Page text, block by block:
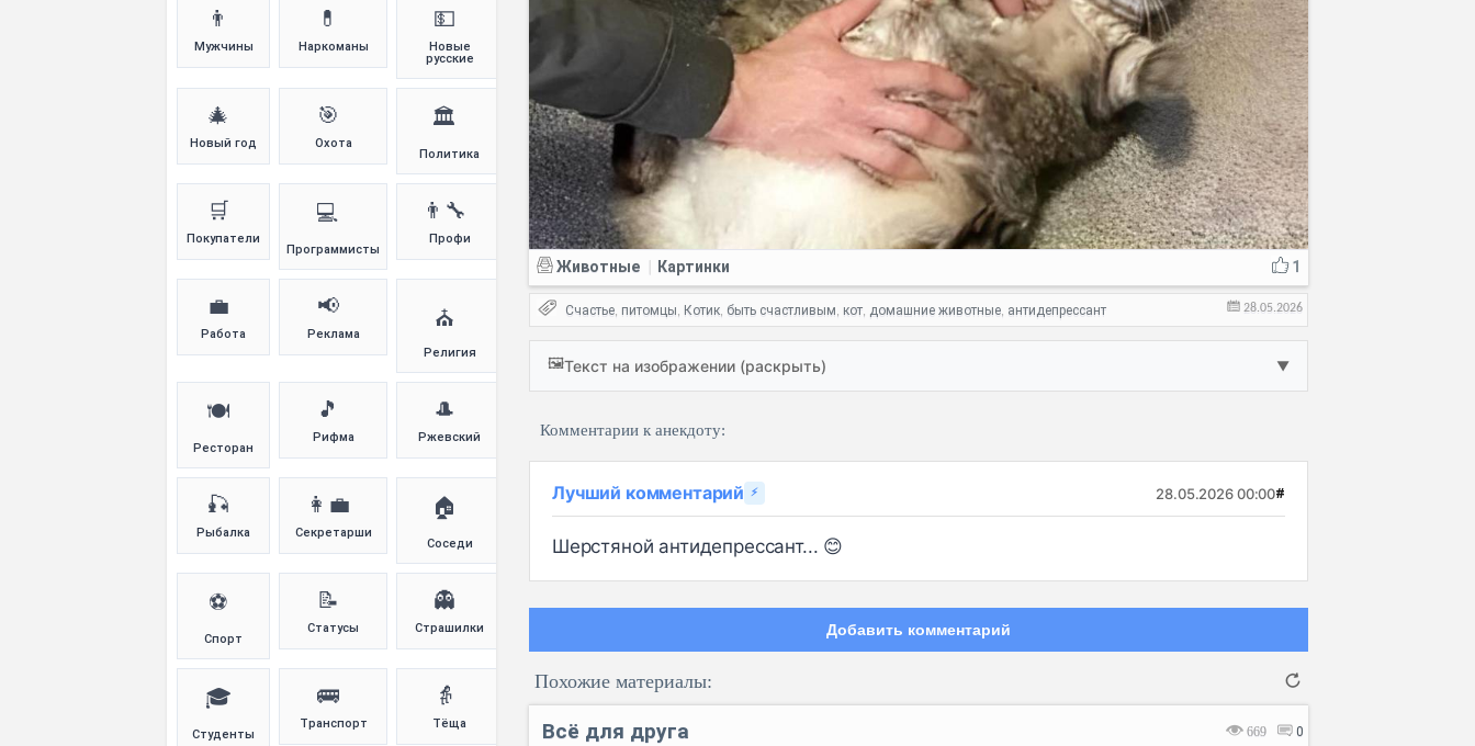
1
Животные Картинки
28.05.2026
Счастье, питомцы, Котик, быть счастливым, кот, домашние животные, антидепрессант
🖼️Текст на изображении (раскрыть) ▼
Комментарии к анекдоту:
Лучший комментарий ⚡ 28.05.2026 00:00#
Шерстяной антидепрессант... 😊
Добавить комментарий
Похожие материалы:
669 0
Всё для друга
👨
Мужчины
💊
Наркоманы
💵
Новые
русские
🎄
Новый год
🎯
Охота
🏛️
Политика
🛒
Покупатели
💻
Программисты
👨‍🔧
Профи
💼
Работа
📢
Реклама
⛪
Религия
🍽️
Ресторан
🎵
Рифма
🎩
Ржевский
🎣
Рыбалка
👩‍💼
Секретарши
🏠
Соседи
⚽
Спорт
📝
Статусы
👻
Страшилки
🎓
Студенты
🚌
Транспорт
👵
Тёща